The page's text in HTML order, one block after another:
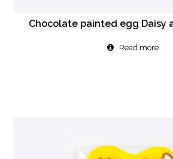
Chocolate painted egg Daisy
Read more